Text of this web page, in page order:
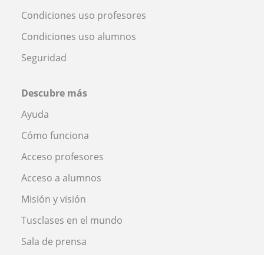
Condiciones uso profesores
Condiciones uso alumnos
Seguridad
Descubre más
Ayuda
Cómo funciona
Acceso profesores
Acceso a alumnos
Misión y visión
Tusclases en el mundo
Sala de prensa